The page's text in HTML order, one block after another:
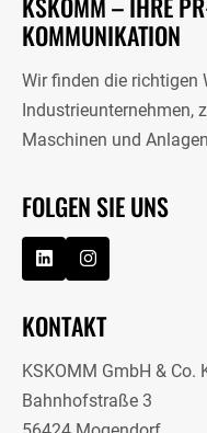
KOMMUNIKATION
Wir finden die richtigen
Industrieunternehmen,
Maschinen und
FOLGEN SIE UNS
KONTAKT
KSKOMM GmbH & Co.
Bahnhofstraße 3